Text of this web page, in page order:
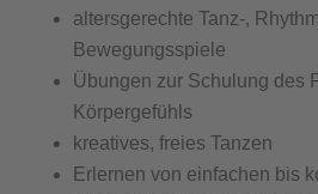
altersgerechte Tanz-,
Bewegungsspiele
Übungen zur Schulung des
Körpergefühls
kreatives, freies Tanzen
Erlernen von einfachen bis